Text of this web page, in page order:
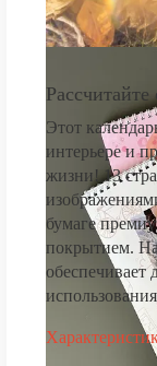
Этот
интерьере и
жизни! 13
бумаге
покрытием.
обеспечивает